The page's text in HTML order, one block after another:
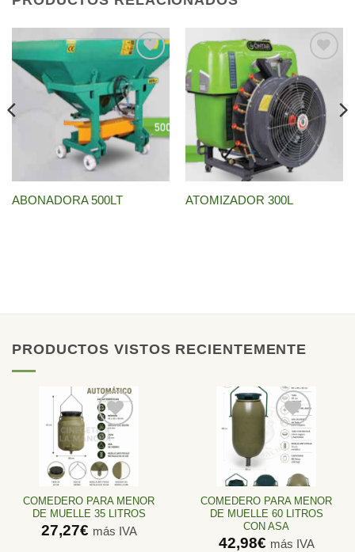
Añadir
a la
lista de
deseos
ABONADORA 500LT
Añadir
a la
lista de
deseos
ATOMIZADOR 300L
PRODUCTOS VISTOS RECIENTEMENTE
Añadir
a la
lista de
COMEDERO PARA MENOR
DE MUELLE 35 LITROS
27,27€ más IVA
Añadir
a la
lista de
COMEDERO PARA MENOR
DE MUELLE 60 LITROS
CON ASA
42,98€ más IVA